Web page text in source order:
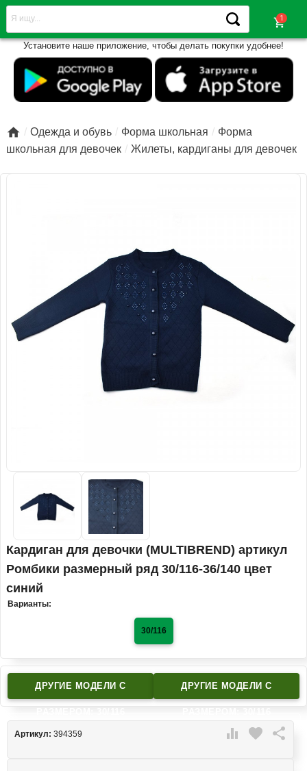
shopping_cart
Установите наше приложение, чтобы делать покупки удобнее!
 Одежда и обувь Форма школьная
Форма
школьная для девочек
Жилеты, кардиганы для девочек
Кардиган для девочки (MULTIBREND) артикул
Ромбики размерный ряд 30/116-36/140 цвет
синий
Варианты:
30/116
ДРУГИЕ МОДЕЛИ C ДРУГИЕ МОДЕЛИ C
 favorite 
Артикул: 394359